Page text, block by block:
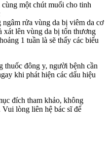
một chút muối cho tinh
rửa vùng da bị viêm da cơ
xát lên vùng da bị tổn thương
1 tuần là sẽ thấy các biểu
thuốc đông y, người bệnh cần
khi phát hiện các dấu hiệu
đích tham khảo, không
lòng liên hệ bác sĩ để